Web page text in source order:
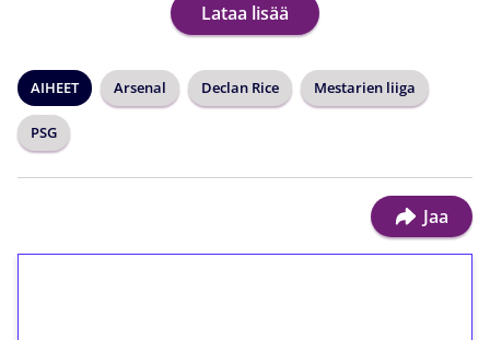
Lataa lisää
AIHEET Arsenal Declan Rice Mestarien liiga
PSG
Jaa